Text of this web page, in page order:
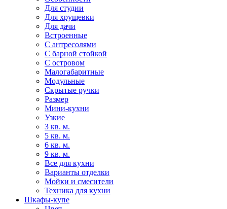
Для студии
Для хрущевки
Для дачи
Встроенные
С антресолями
С барной стойкой
С островом
Малогабаритные
Модульные
Скрытые ручки
Размер
Мини-кухни
Узкие
3 кв. м.
5 кв. м.
6 кв. м.
9 кв. м.
Все для кухни
Варианты отделки
Мойки и смесители
Техника для кухни
Шкафы-купе